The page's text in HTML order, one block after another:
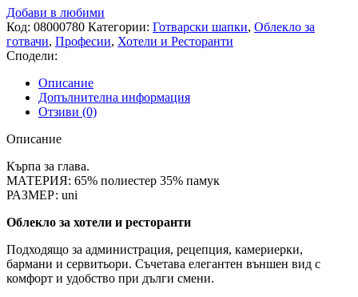
шапка
CHEFS
S903
Добави в любими
Код: 08000780 Категории: Готварски шапки, Облекло за
готвачи, Професии, Хотели и Ресторанти
Сподели:
Описание
Допълнителна информация
Отзиви (0)
Описание
Кърпа за глава.
МАТЕРИЯ: 65% полиестер 35% памук
РАЗМЕР: uni
Облекло за хотели и ресторанти
Подходящо за администрация, рецепция, камериерки,
бармани и сервитьори. Съчетава елегантен външен вид с
комфорт и удобство при дълги смени.